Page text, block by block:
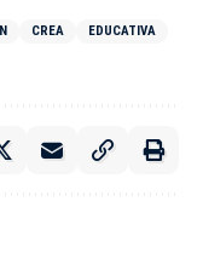
CREA
EDUCATIVA